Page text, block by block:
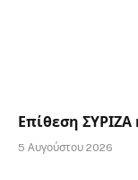
Επίθεση
5 Αυγούστου 2026